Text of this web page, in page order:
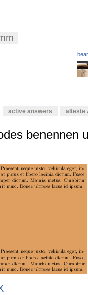
active answers älteste
benennen